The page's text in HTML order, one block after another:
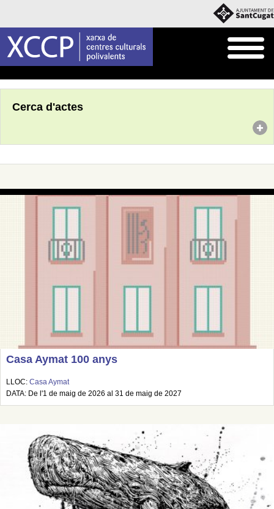
Cerca d'actes
Casa Aymat 100 anys
LLOC: Casa Aymat
DATA: De l'1 de maig de 2026 al 31 de maig de 2027